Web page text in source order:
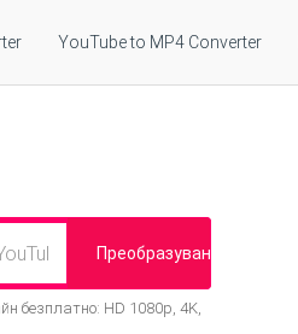
YouTube to MP4 Converter
Преобразуване
безплатно: HD 1080p, 4K,